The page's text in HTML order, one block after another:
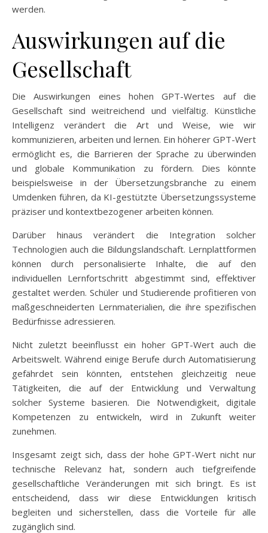
werden.
Auswirkungen auf die
Gesellschaft
Die Auswirkungen eines hohen GPT-Wertes auf die
Gesellschaft sind weitreichend und vielfältig. Künstliche
Intelligenz verändert die Art und Weise, wie wir
kommunizieren, arbeiten und lernen. Ein höherer GPT-Wert
ermöglicht es, die Barrieren der Sprache zu überwinden
und globale Kommunikation zu fördern. Dies könnte
beispielsweise in der Übersetzungsbranche zu einem
Umdenken führen, da KI-gestützte Übersetzungssysteme
präziser und kontextbezogener arbeiten können.
Darüber hinaus verändert die Integration solcher
Technologien auch die Bildungslandschaft. Lernplattformen
können durch personalisierte Inhalte, die auf den
individuellen Lernfortschritt abgestimmt sind, effektiver
gestaltet werden. Schüler und Studierende profitieren von
maßgeschneiderten Lernmaterialien, die ihre spezifischen
Bedürfnisse adressieren.
Nicht zuletzt beeinflusst ein hoher GPT-Wert auch die
Arbeitswelt. Während einige Berufe durch Automatisierung
gefährdet sein könnten, entstehen gleichzeitig neue
Tätigkeiten, die auf der Entwicklung und Verwaltung
solcher Systeme basieren. Die Notwendigkeit, digitale
Kompetenzen zu entwickeln, wird in Zukunft weiter
zunehmen.
Insgesamt zeigt sich, dass der hohe GPT-Wert nicht nur
technische Relevanz hat, sondern auch tiefgreifende
gesellschaftliche Veränderungen mit sich bringt. Es ist
entscheidend, dass wir diese Entwicklungen kritisch
begleiten und sicherstellen, dass die Vorteile für alle
zugänglich sind.